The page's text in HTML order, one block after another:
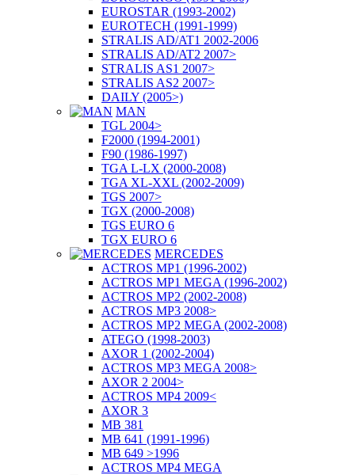
EUROSTAR (1993-2002)
EUROTECH (1991-1999)
STRALIS AD/AT1 2002-2006
STRALIS AD/AT2 2007>
STRALIS AS1 2007>
STRALIS AS2 2007>
DAILY (2005>)
MAN
TGL 2004>
F2000 (1994-2001)
F90 (1986-1997)
TGA L-LX (2000-2008)
TGA XL-XXL (2002-2009)
TGS 2007>
TGX (2000-2008)
TGS EURO 6
TGX EURO 6
MERCEDES
ACTROS MP1 (1996-2002)
ACTROS MP1 MEGA (1996-2002)
ACTROS MP2 (2002-2008)
ACTROS MP3 2008>
ACTROS MP2 MEGA (2002-2008)
ATEGO (1998-2003)
AXOR 1 (2002-2004)
ACTROS MP3 MEGA 2008>
AXOR 2 2004>
ACTROS MP4 2009<
AXOR 3
MB 381
MB 641 (1991-1996)
MB 649 >1996
ACTROS MP4 MEGA